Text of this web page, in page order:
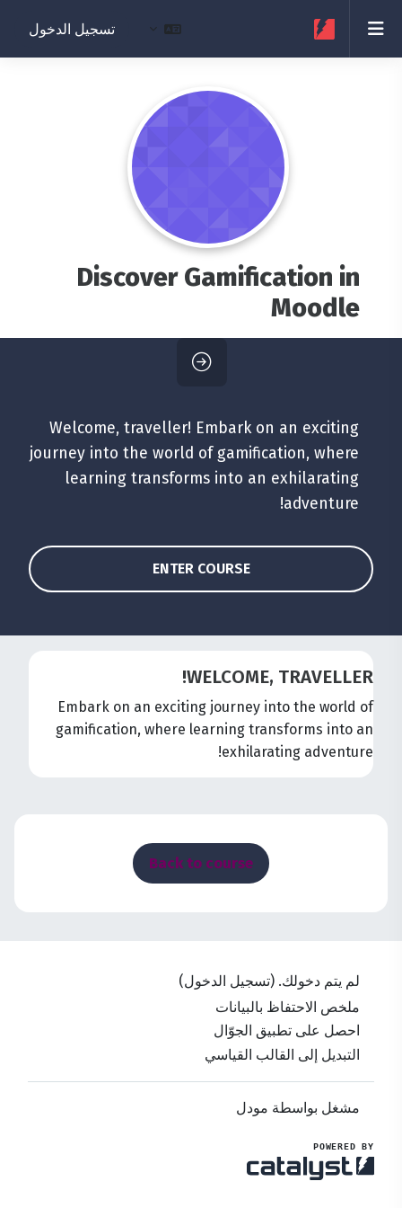
واجهة جانبية تسجيل الدخول
Discover Gamification in
Moodle
Welcome, traveller! Embark on an exciting
journey into the world of gamification, where
learning transforms into an exhilarating
adventure!
ENTER COURSE
WELCOME, TRAVELLER!
Embark on an exciting journey into the world of
gamification, where learning transforms into an
exhilarating adventure!
Back to course
لم يتم دخولك. (تسجيل الدخول)
ملخص الاحتفاظ بالبيانات
احصل على تطبيق الجوّال
التبديل إلى القالب القياسي
مشغل بواسطة مودل
POWERED BY